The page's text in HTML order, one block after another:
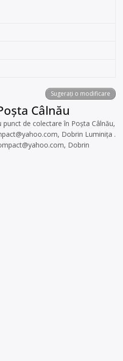
Sugerați o modificare
Câlnău
de colectare în Poșta Câlnău,
, Dobrin Luminița .
, Dobrin